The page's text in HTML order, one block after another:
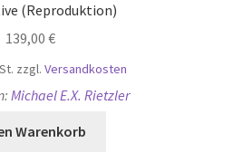
(Reproduktion)
139,00 €
zzgl. Versandkosten
Michael E.X. Rietzler
Warenkorb